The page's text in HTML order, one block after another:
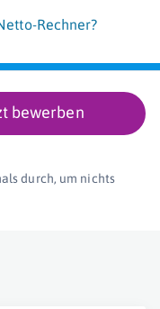
Rechner?
bewerben
durch, um nichts